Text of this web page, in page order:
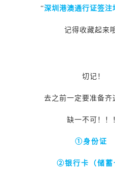
“深圳港澳通行证签注
记得收藏起来
切记！
去之前一定要准备齐
缺一不可！！
①身份证
②银行卡（储蓄